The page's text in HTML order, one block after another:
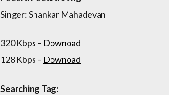
Singer: Shankar Mahadevan
320 Kbps – Downoad
128 Kbps – Downoad
Searching Tag: